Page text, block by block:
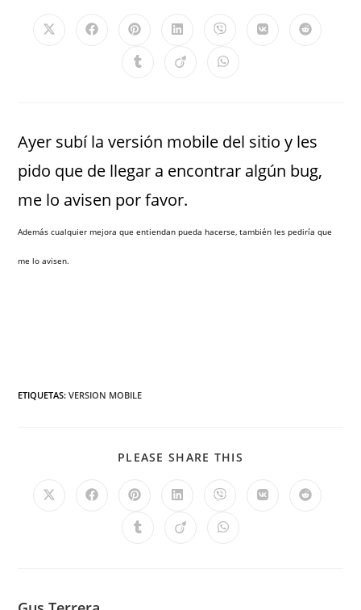
Ayer subí la versión mobile del sitio y les
pido que de llegar a encontrar algún bug,
me lo avisen por favor.
Además cualquier mejora que entiendan pueda hacerse, también les pediría que
me lo avisen.
ETIQUETAS:VERSION MOBILE
PLEASE SHARE THIS